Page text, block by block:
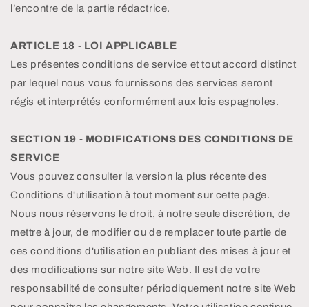
l’encontre de la partie rédactrice.
ARTICLE 18 - LOI APPLICABLE
Les présentes conditions de service et tout accord distinct
par lequel nous vous fournissons des services seront
régis et interprétés conformément aux lois espagnoles.
SECTION 19 - MODIFICATIONS DES CONDITIONS DE
SERVICE
Vous pouvez consulter la version la plus récente des
Conditions d'utilisation à tout moment sur cette page.
Nous nous réservons le droit, à notre seule discrétion, de
mettre à jour, de modifier ou de remplacer toute partie de
ces conditions d'utilisation en publiant des mises à jour et
des modifications sur notre site Web. Il est de votre
responsabilité de consulter périodiquement notre site Web